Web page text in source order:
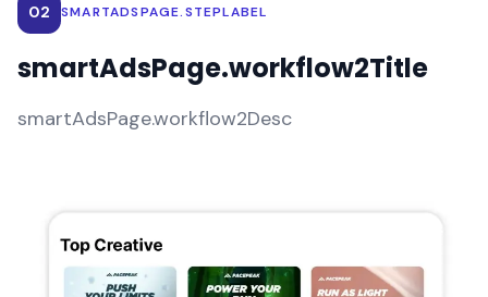
02 SMARTADSPAGE.STEPLABEL
smartAdsPage.workflow2Title
smartAdsPage.workflow2Desc